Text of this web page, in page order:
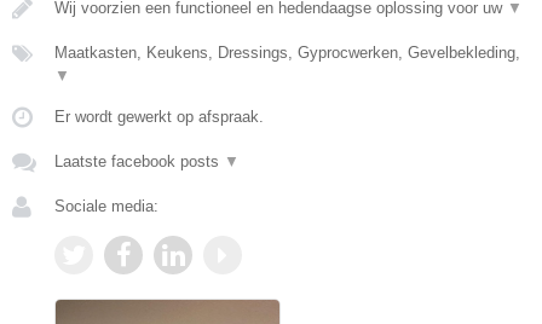
Wij voorzien een functioneel en hedendaagse oplossing voor uw ▼
Maatkasten, Keukens, Dressings, Gyprocwerken, Gevelbekleding,
▼
Er wordt gewerkt op afspraak.
Laatste facebook posts ▼
Sociale media: